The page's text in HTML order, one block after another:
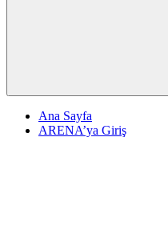
Ana Sayfa
ARENA’ya Giriş